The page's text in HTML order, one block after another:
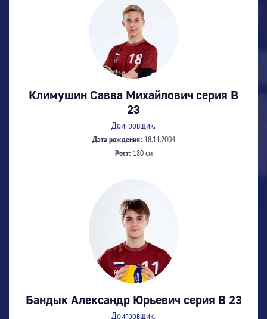
Климушин Савва Михайлович серия В
23
Доигровщик.
Дата рождения: 18.11.2004
Рост: 180 см
Бандык Александр Юрьевич серия В 23
Доигровщик.